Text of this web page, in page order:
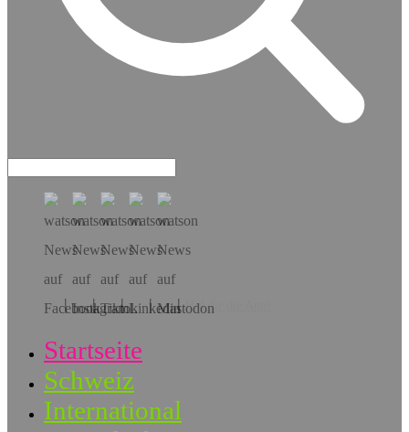
Hol dir die App!
Startseite
Schweiz
International